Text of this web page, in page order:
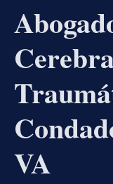
VA